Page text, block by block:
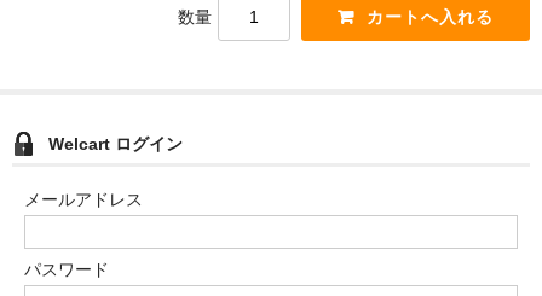
数量
Welcart ログイン
メールアドレス
パスワード